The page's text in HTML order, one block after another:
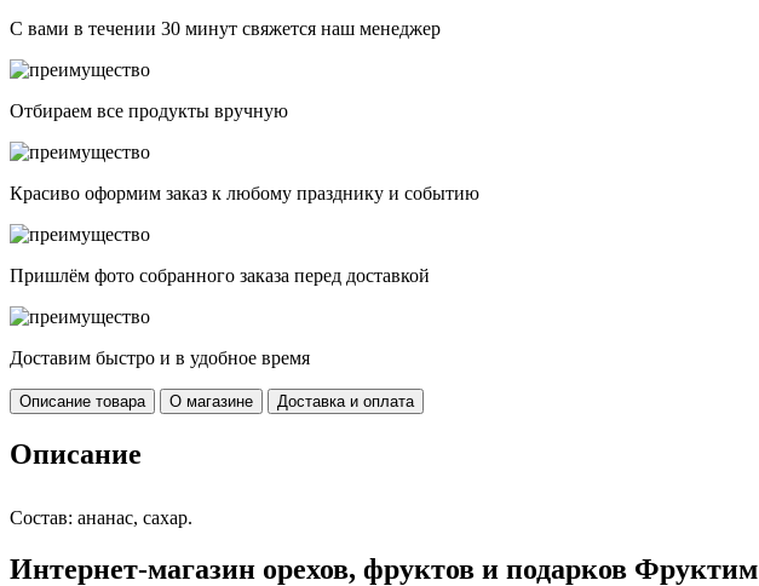
С вами в течении 30 минут свяжется наш менеджер
Отбираем все продукты вручную
Красиво оформим заказ к любому празднику и событию
Пришлём фото собранного заказа перед доставкой
Доставим быстро и в удобное время
Описание товара О магазине Доставка и оплата
Описание
Состав: ананас, сахар.
Интернет-магазин орехов, фруктов и подарков Фруктим